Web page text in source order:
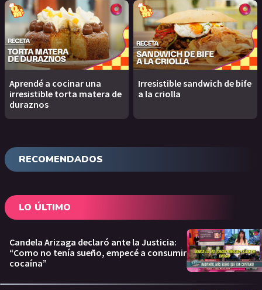
Aprendé a cocinar una
irresistible torta matera de
duraznos
Irresistible sandwich de bife
a la criolla
RECOMENDADOS
LO ÚLTIMO
Candela Arizaga declaró ante la Justicia:
“Como no tenía sueño, empecé a consumir
cocaína”